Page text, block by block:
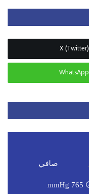
X (Twitter)
WhatsApp
صافي
765
mmHg